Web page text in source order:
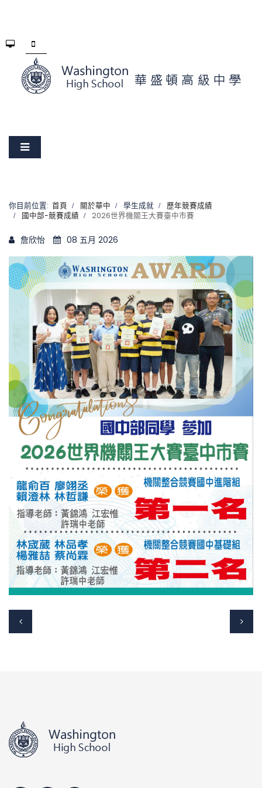
你目前位置: 首頁 關於華中 學生成就
歷年競賽成績
國中部-競賽成績
2026世界機關王大賽臺中市賽
詹欣怡 08 五月 2026